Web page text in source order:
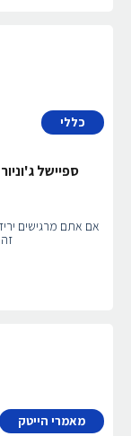
כללי
אם אתם מרגישים
מאמרי הייטק